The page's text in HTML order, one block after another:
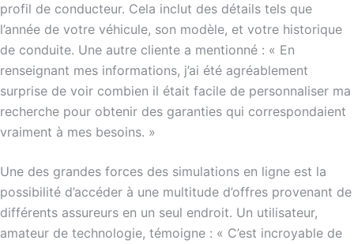
profil de conducteur. Cela inclut des détails tels que
l’année de votre véhicule, son modèle, et votre historique
de conduite. Une autre cliente a mentionné : « En
renseignant mes informations, j’ai été agréablement
surprise de voir combien il était facile de personnaliser ma
recherche pour obtenir des garanties qui correspondaient
vraiment à mes besoins. »
Une des grandes forces des simulations en ligne est la
possibilité d’accéder à une multitude d’offres provenant de
différents assureurs en un seul endroit. Un utilisateur,
amateur de technologie, témoigne : « C’est incroyable de